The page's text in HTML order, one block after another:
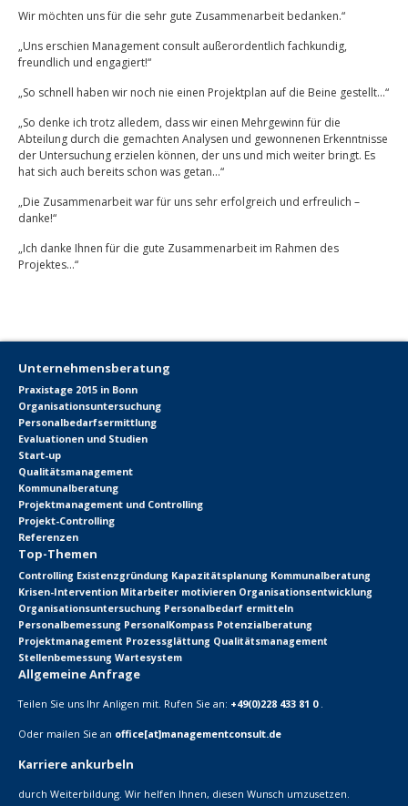
Wir möchten uns für die sehr gute Zusammenarbeit bedanken.“
„Uns erschien Management consult außerordentlich fachkundig,
freundlich und engagiert!“
„So schnell haben wir noch nie einen Projektplan auf die Beine gestellt…“
„So denke ich trotz alledem, dass wir einen Mehrgewinn für die
Abteilung durch die gemachten Analysen und gewonnenen Erkenntnisse
der Untersuchung erzielen können, der uns und mich weiter bringt. Es
hat sich auch bereits schon was getan…“
„Die Zusammenarbeit war für uns sehr erfolgreich und erfreulich –
danke!“
„Ich danke Ihnen für die gute Zusammenarbeit im Rahmen des
Projektes…“
Unternehmensberatung
Praxistage 2015 in Bonn
Organisationsuntersuchung
Personalbedarfsermittlung
Evaluationen und Studien
Start-up
Qualitätsmanagement
Kommunalberatung
Projektmanagement und Controlling
Projekt-Controlling
Referenzen
Top-Themen
Controlling Existenzgründung Kapazitätsplanung Kommunalberatung
Krisen-Intervention Mitarbeiter motivieren Organisationsentwicklung
Organisationsuntersuchung Personalbedarf ermitteln
Personalbemessung PersonalKompass Potenzialberatung
Projektmanagement Prozessglättung Qualitätsmanagement
Stellenbemessung Wartesystem
Allgemeine Anfrage
Teilen Sie uns Ihr Anligen mit. Rufen Sie an: +49(0)228 433 81 0 .
Oder mailen Sie an office[at]managementconsult.de
Karriere ankurbeln
durch Weiterbildung. Wir helfen Ihnen, diesen Wunsch umzusetzen.